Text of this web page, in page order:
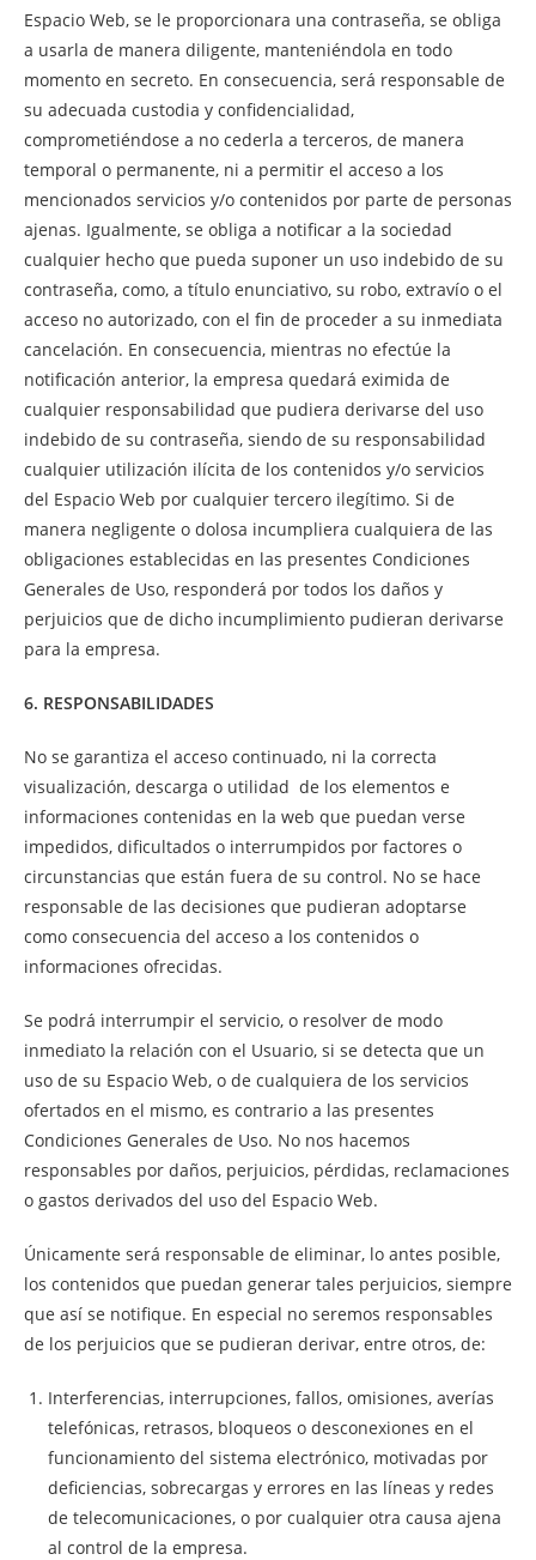
Espacio Web, se le proporcionara una contraseña, se obliga
a usarla de manera diligente, manteniéndola en todo
momento en secreto. En consecuencia, será responsable de
su adecuada custodia y confidencialidad,
comprometiéndose a no cederla a terceros, de manera
temporal o permanente, ni a permitir el acceso a los
mencionados servicios y/o contenidos por parte de personas
ajenas. Igualmente, se obliga a notificar a la sociedad
cualquier hecho que pueda suponer un uso indebido de su
contraseña, como, a título enunciativo, su robo, extravío o el
acceso no autorizado, con el fin de proceder a su inmediata
cancelación. En consecuencia, mientras no efectúe la
notificación anterior, la empresa quedará eximida de
cualquier responsabilidad que pudiera derivarse del uso
indebido de su contraseña, siendo de su responsabilidad
cualquier utilización ilícita de los contenidos y/o servicios
del Espacio Web por cualquier tercero ilegítimo. Si de
manera negligente o dolosa incumpliera cualquiera de las
obligaciones establecidas en las presentes Condiciones
Generales de Uso, responderá por todos los daños y
perjuicios que de dicho incumplimiento pudieran derivarse
para la empresa.
6. RESPONSABILIDADES
No se garantiza el acceso continuado, ni la correcta
visualización, descarga o utilidad de los elementos e
informaciones contenidas en la web que puedan verse
impedidos, dificultados o interrumpidos por factores o
circunstancias que están fuera de su control. No se hace
responsable de las decisiones que pudieran adoptarse
como consecuencia del acceso a los contenidos o
informaciones ofrecidas.
Se podrá interrumpir el servicio, o resolver de modo
inmediato la relación con el Usuario, si se detecta que un
uso de su Espacio Web, o de cualquiera de los servicios
ofertados en el mismo, es contrario a las presentes
Condiciones Generales de Uso. No nos hacemos
responsables por daños, perjuicios, pérdidas, reclamaciones
o gastos derivados del uso del Espacio Web.
Únicamente será responsable de eliminar, lo antes posible,
los contenidos que puedan generar tales perjuicios, siempre
que así se notifique. En especial no seremos responsables
de los perjuicios que se pudieran derivar, entre otros, de:
Interferencias, interrupciones, fallos, omisiones, averías
telefónicas, retrasos, bloqueos o desconexiones en el
funcionamiento del sistema electrónico, motivadas por
deficiencias, sobrecargas y errores en las líneas y redes
de telecomunicaciones, o por cualquier otra causa ajena
al control de la empresa.